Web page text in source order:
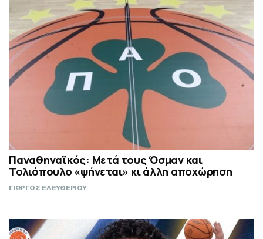
Παναθηναϊκός: Μετά τους Όσμαν και
Τολιόπουλο «ψήνεται» κι άλλη αποχώρηση
ΓΙΩΡΓΟΣ ΕΛΕΥΘΕΡΙΟΥ